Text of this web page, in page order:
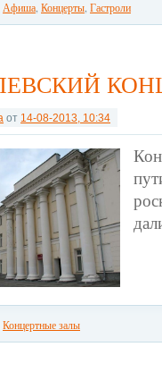
Афиша, Концерты, Гастроли
от 14-08-2013, 10:34
Концертные залы